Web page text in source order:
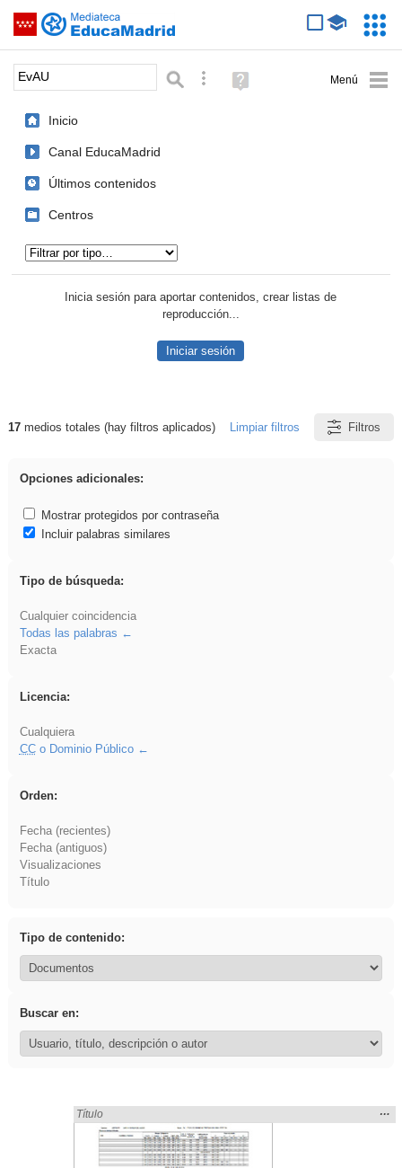
Saltar navegación
Palabra o frase: Búsqueda avanzada
Ayuda
(en
Inicio
Canal EducaMadrid
Últimos contenidos
Centros
Inicia sesión para aportar contenidos, crear listas de
reproducción...
Iniciar sesión
Resultados de: EvAU
17medios totales (hay filtros aplicados) Limpiar filtros Filtros
Opciones adicionales:
Mostrar protegidos por contraseña
Incluir palabras similares
Tipo de búsqueda:
Cualquier coincidencia
Todas las palabras
Exacta
Licencia:
Cualquiera
CCo Dominio Público
Orden:
Fecha (recientes)
Fecha (antiguos)
Visualizaciones
Título
Tipo de contenido:
Buscar en:
Encontrado «EvAU» en:
Título
la
…